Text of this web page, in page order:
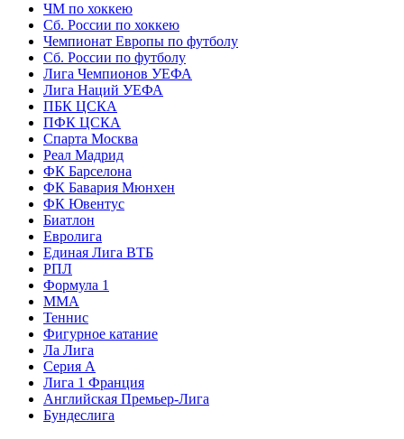
ЧМ по хоккею
Сб. России по хоккею
Чемпионат Европы по футболу
Сб. России по футболу
Лига Чемпионов УЕФА
Лига Наций УЕФА
ПБК ЦСКА
ПФК ЦСКА
Спарта Москва
Реал Мадрид
ФК Барселона
ФК Бавария Мюнхен
ФК Ювентус
Биатлон
Евролига
Единая Лига ВТБ
РПЛ
Формула 1
MMA
Теннис
Фигурное катание
Ла Лига
Серия А
Лига 1 Франция
Английская Премьер-Лига
Бундеслига